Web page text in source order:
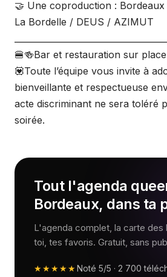
🤝 Une coproduction :
La Bordelle / DEUS / AZIMUT
🍔​🍻​Bar et restauration sur
​💟​Toute l’équipe vous invite à
bienveillante et respectueuse
acte discriminant ne sera toléré
soirée.
Tout l'agenda
Bordeaux, dans ta
L'agenda complet, la carte des
toi, tes favoris. Gratuit, sans
★★★★★Noté 5/5 · 2 700